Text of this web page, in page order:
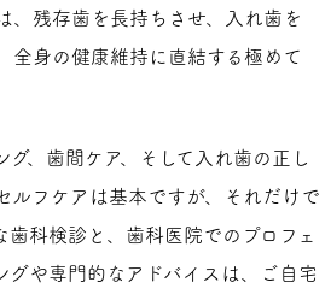
、残存歯を長持ちさせ、入れ歯を
全身の健康維持に直結する極めて
、歯間ケア、そして入れ歯の正し
ルフケアは基本ですが、それだけで
歯科検診と、歯科医院でのプロフェ
グや専門的なアドバイスは、ご自宅